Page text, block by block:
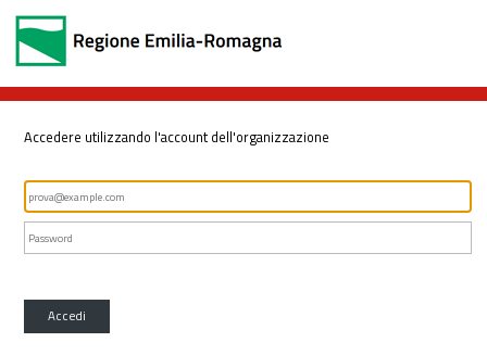
Accedere utilizzando l'account dell'organizzazione
Accedi